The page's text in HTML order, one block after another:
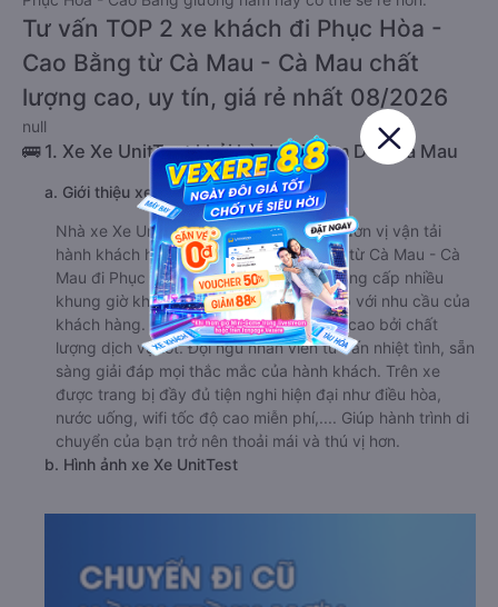
Tư vấn TOP 2 xe khách đi Phục Hòa -
Cao Bằng từ Cà Mau - Cà Mau chất
lượng cao, uy tín, giá rẻ nhất 08/2026
null
🚌 1. Xe Xe UnitTest khởi hành tại Đầm Dơi, Cà Mau
a. Giới thiệu xe Xe UnitTest
Nhà xe Xe UnitTest là một trong những đơn vị vận tải
hành khách hàng đầu trên tuyến đường từ Cà Mau - Cà
Mau đi Phục Hòa - Cao Bằng. Nhà xe cung cấp nhiều
khung giờ khởi hành khác nhau, phù hợp với nhu cầu của
khách hàng. Xe UnitTest được đánh giá cao bởi chất
lượng dịch vụ tốt. Đội ngũ nhân viên tư vấn nhiệt tình, sẵn
sàng giải đáp mọi thắc mắc của hành khách. Trên xe
được trang bị đầy đủ tiện nghi hiện đại như điều hòa,
nước uống, wifi tốc độ cao miễn phí,.... Giúp hành trình di
chuyển của bạn trở nên thoải mái và thú vị hơn.
b. Hình ảnh xe Xe UnitTest